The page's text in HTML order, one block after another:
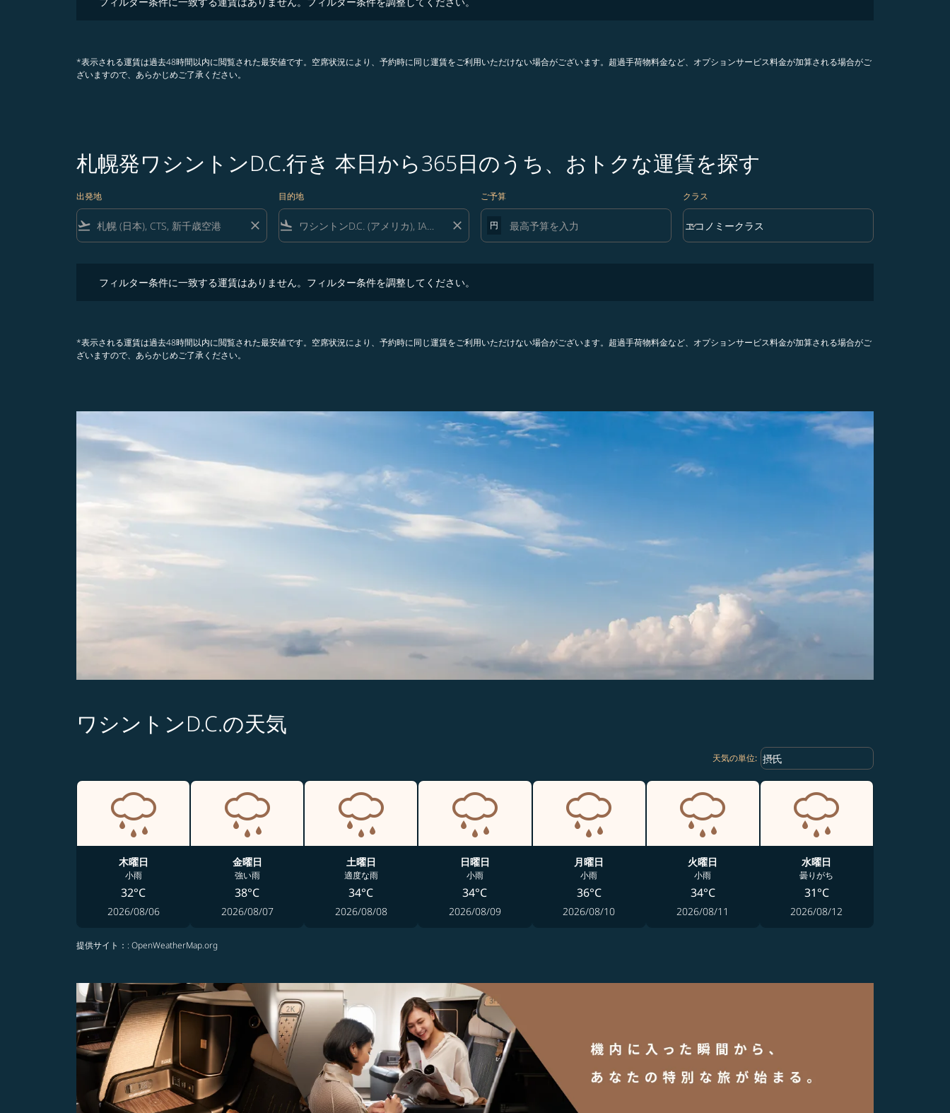
*表示される運賃は過去48時間以内に閲覧された最安値です。空席状況により、予約時に同じ運賃をご利用いただけない場合がございます。超過手荷物料金など、オプションサービス料金が加算される場合がご
ざいますので、あらかじめご了承ください。
札幌発ワシントンD.C.行き 本日から365日のうち、おトクな運賃を探す
出発地
flight_takeoff close
目的地
flight_land close
ご予算
円
クラス
クラス option エコノミークラス Selected
エコノミークラス
keyboard_arrow_down
フィルター条件に一致する運賃はありません。フィルター条件を調整してください。
*表示される運賃は過去48時間以内に閲覧された最安値です。空席状況により、予約時に同じ運賃をご利用いただけない場合がございます。超過手荷物料金など、オプションサービス料金が加算される場合がご
ざいますので、あらかじめご了承ください。
ワシントンD.C.の天気
天気の単位: Weather unit option 摂氏 Selected
摂氏
keyboard_arrow_down
木曜日
小雨
32°C
2026/08/06
金曜日
強い雨
38°C
2026/08/07
土曜日
適度な雨
34°C
2026/08/08
日曜日
小雨
34°C
2026/08/09
月曜日
小雨
36°C
2026/08/10
火曜日
小雨
34°C
2026/08/11
水曜日
曇りがち
31°C
2026/08/12
提供サイト： : OpenWeatherMap.org